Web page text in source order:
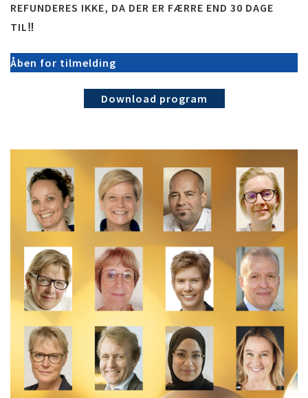
REFUNDERES IKKE, DA DER ER FÆRRE END 30 DAGE
TIL‼
Åben for tilmelding
Download program